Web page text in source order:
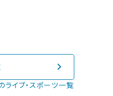
ライブ・スポーツ一覧